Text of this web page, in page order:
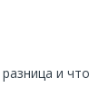
и что